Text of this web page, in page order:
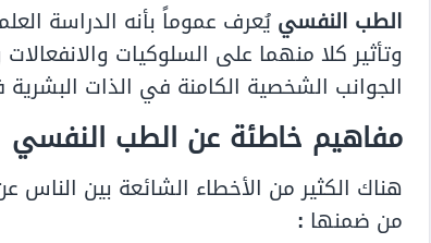
الطب النفسييُعرف عموماً بأنه الدراسة
وتأثير كلا منهما على السلوكيات
الجوانب الشخصية الكامنة في الذات
مفاهيم خاطئة عن الطب النفسي
هناك الكثير من الأخطاء الشائعة بين الناس
من ضمنها :